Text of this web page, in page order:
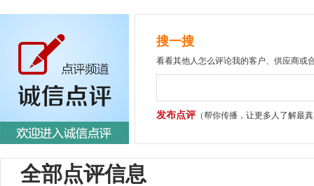
搜一搜
看看其他人怎么评论我的客户、供应商或
发布点评（帮你传播，让更多人了解最
全部点评信息